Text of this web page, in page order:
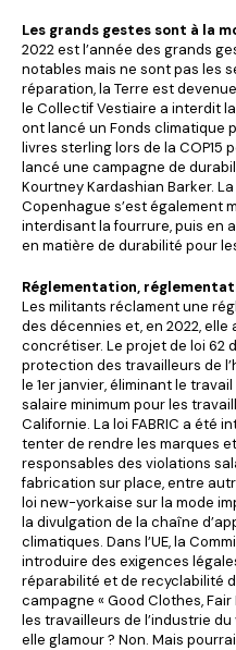
Les grands gestes sont à la
2022 est l’année des grands
notables mais ne sont pas les
réparation, la Terre est
le Collectif Vestiaire a interdit
ont lancé un Fonds climatique
livres sterling lors de la COP15
lancé une campagne de
Kourtney Kardashian Barker.
Copenhague s’est également
interdisant la fourrure, puis en
en matière de durabilité pour
Réglementation,
Les militants réclament une
des décennies et, en 2022, elle
concrétiser. Le projet de loi 62
protection des travailleurs de
le 1er janvier, éliminant le
salaire minimum pour les
Californie. La loi FABRIC a été
tenter de rendre les marques
responsables des violations
fabrication sur place, entre
loi new-yorkaise sur la mode
la divulgation de la chaîne
climatiques. Dans l’UE, la
introduire des exigences
réparabilité et de recyclabilité
campagne « Good Clothes,
les travailleurs de l’industrie
elle glamour ? Non. Mais